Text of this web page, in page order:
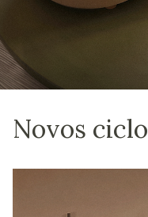
Novos